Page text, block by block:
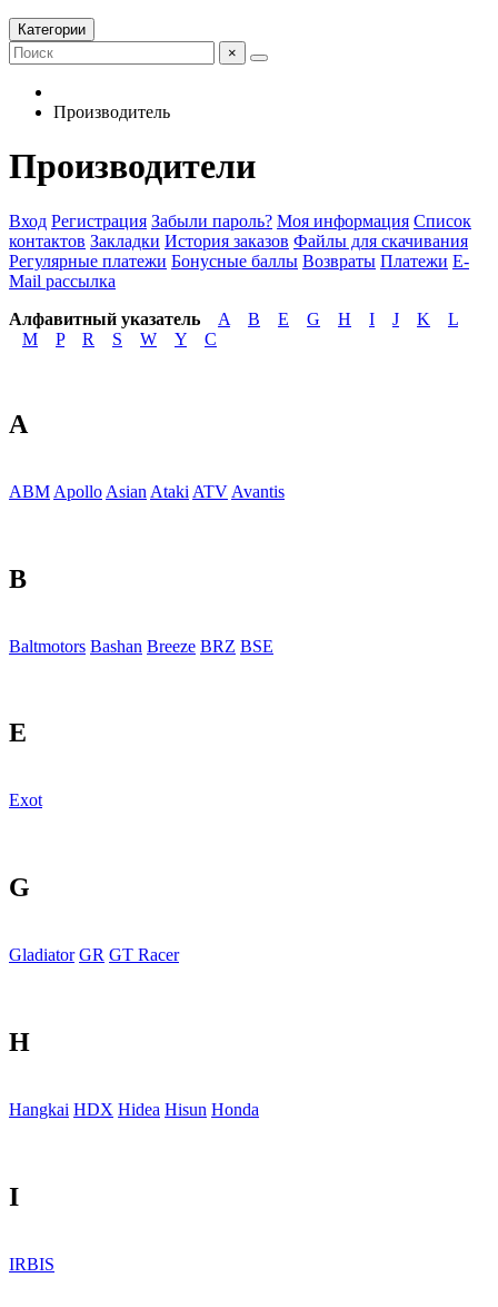
Категории
×
Производитель
Производители
Вход Регистрация Забыли пароль? Моя информация Список
контактов Закладки История заказов Файлы для скачивания
Регулярные платежи Бонусные баллы Возвраты Платежи E-
Mail рассылка
Алфавитный указатель
A B E G H I J K
L
M
P R S W Y С
A
ABM Apollo Asian Ataki ATV Avantis
B
Baltmotors Bashan Breeze BRZ BSE
E
Exot
G
Gladiator GR GT Racer
H
Hangkai HDX Hidea Hisun Honda
I
IRBIS